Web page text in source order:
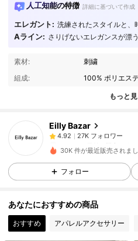
人工知能の特徴 詳細に基づいて作成
エレガント: 洗練されたスタイルと、
Aライン: さりげないエレガンスが漂
素材:
刺繍
組成:
100% ポリエス
もっと
Eilly Bazar
4.92
27K フォロワー
r***5 は1日前に購入しまし
4.92
4.92 27K フォロワー
30K 件が最近販売されま
フォロー
あなたにおすすめの商品
おすすめ アパレルアクセサリー